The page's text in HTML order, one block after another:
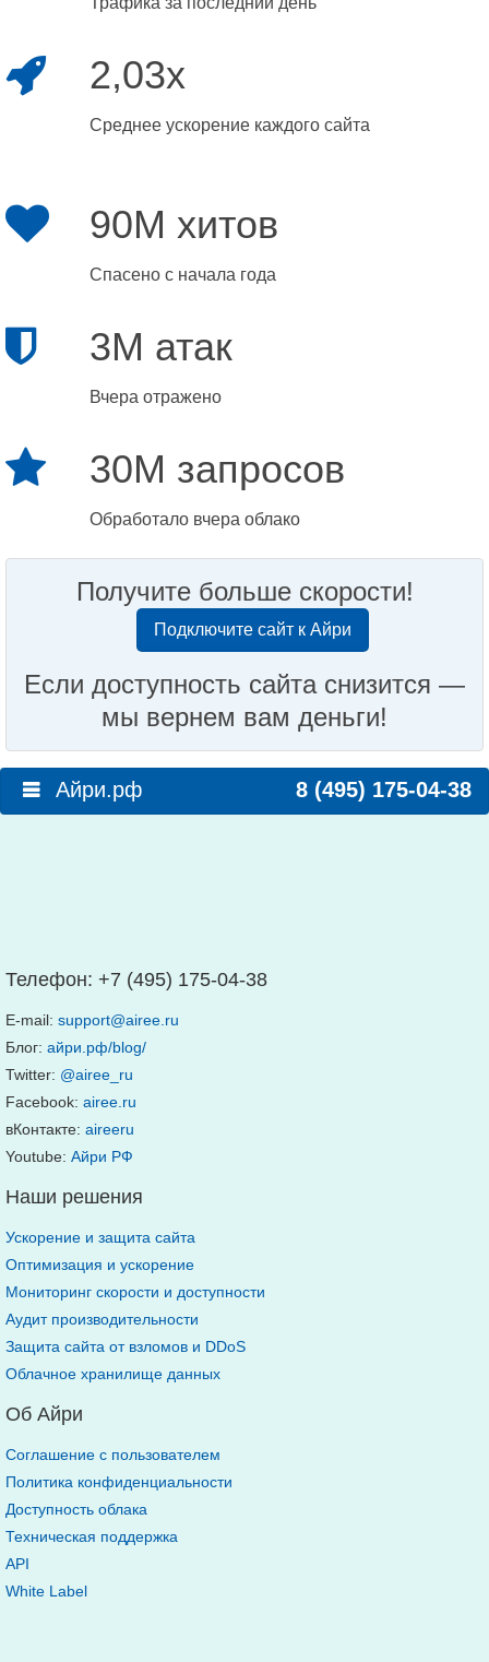
2,03x
Среднее ускорение каждого сайта
90M хитов
Спасено с начала года
3M атак
Вчера отражено
30M запросов
Обработало вчера облако
Получите больше скорости!
Подключите сайт к Айри
Если доступность сайта снизится —
мы вернем вам деньги!
Айри.рф 8 (495) 175-04-38
Телефон: +7 (495) 175-04-38
E-mail: support@airee.ru
Блог: айри.рф/blog/
Twitter: @airee_ru
Facebook: airee.ru
вКонтакте: aireeru
Youtube: Айри РФ
Наши решения
Ускорение и защита сайта
Оптимизация и ускорение
Мониторинг скорости и доступности
Аудит производительности
Защита сайта от взломов и DDoS
Облачное хранилище данных
Об Айри
Соглашение с пользователем
Политика конфиденциальности
Доступность облака
Техническая поддержка
API
White Label